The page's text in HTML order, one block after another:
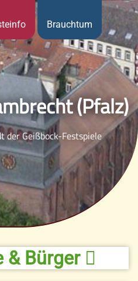
Brauchtum
(Pfalz)
der Geißbock-Festspiele
& Bürger